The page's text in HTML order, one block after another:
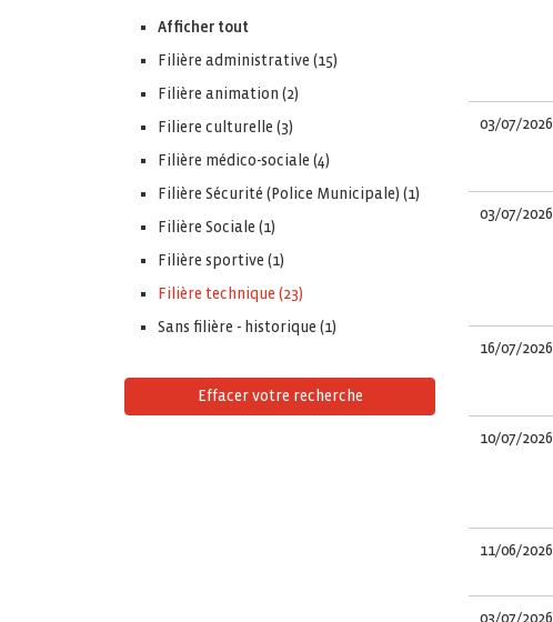
Afficher tout
Filière administrative (15)
Filière animation (2)
Filiere culturelle (3)
Filière médico-sociale (4)
Filière Sécurité (Police Municipale) (1)
Filière Sociale (1)
Filière sportive (1)
Filière technique (23)
Sans filière - historique (1)
Effacer votre recherche
03/07/2026
03/07/2026
16/07/2026
10/07/2026
11/06/2026
03/07/2026